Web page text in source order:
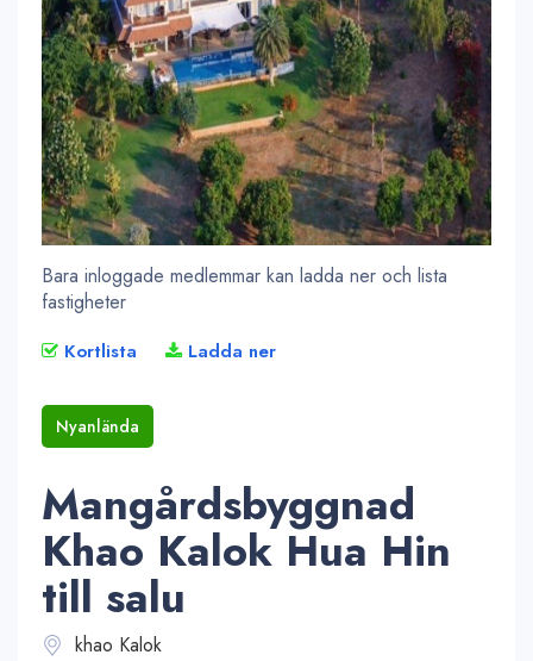
Bara inloggade medlemmar kan ladda ner och lista
fastigheter
Kortlista Ladda ner
Nyanlända
Mangårdsbyggnad
Khao Kalok Hua Hin
till salu
khao Kalok